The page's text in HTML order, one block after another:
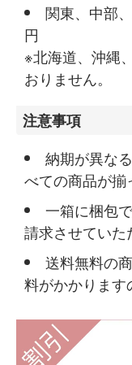
関東、中部
円
※北海道、沖縄
おりません。
注意事項
納期が異な
べての商品が揃
一箱に梱包
請求させていた
送料無料の
料がかかります